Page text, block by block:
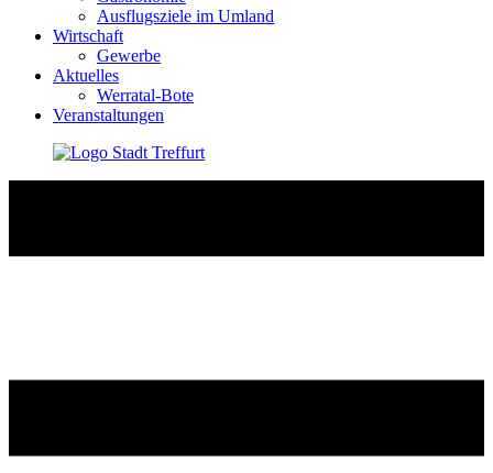
Ausflugsziele im Umland
Wirtschaft
Gewerbe
Aktuelles
Werratal-Bote
Veranstaltungen